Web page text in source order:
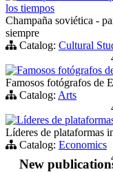
los tiempos
Champaña soviética -
siempre
Catalog: Cultural
Famosos fotógrafos
Famosos fotógrafos de
Catalog: Arts
Líderes de
Líderes de plataformas
Catalog: Economics
New